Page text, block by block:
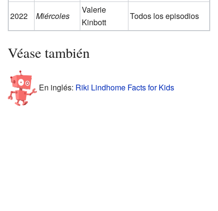
2022
Miércoles
Valerie
Kinbott
Todos los episodios
Véase también
En inglés: Riki Lindhome Facts for Kids